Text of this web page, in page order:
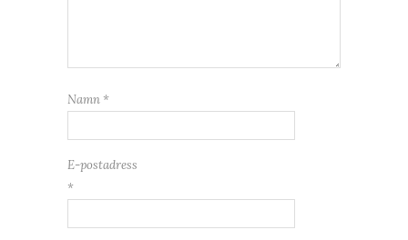
Namn *
E-postadress
*